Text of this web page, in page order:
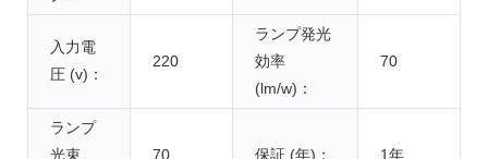
入力電
圧 (v)：
220
ランプ発光
効率
(lm/w)：
70
ランプ
光束
70 保証 (年)： 1年